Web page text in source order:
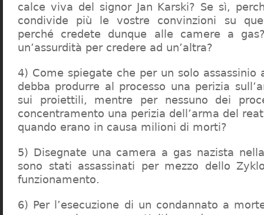
calce viva del signor Jan Karski? Se sì,
condivide più le vostre convinzioni su
perché credete dunque alle camere a
un’assurdità per credere ad un’altra?
4) Come spiegate che per un solo assassinio
debba produrre al processo una perizia
sui proiettili, mentre per nessuno dei
concentramento una perizia dell’arma del
quando erano in causa milioni di morti?
5) Disegnate una camera a gas nazista
sono stati assassinati per mezzo dello
funzionamento.
6) Per l’esecuzione di un condannato a